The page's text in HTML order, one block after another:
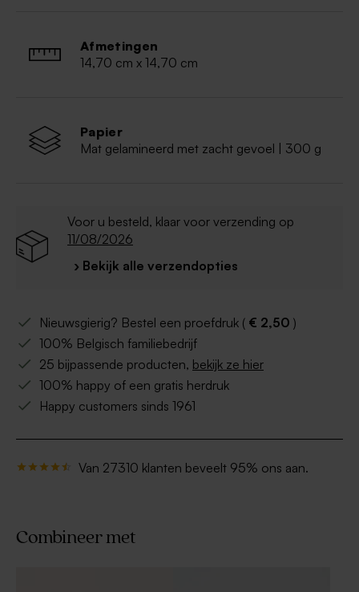
Afmetingen
14,70 cm x 14,70 cm
Papier
Mat gelamineerd met zacht gevoel | 300 g
Voor u besteld, klaar voor verzending op
11/08/2026
› Bekijk alle verzendopties
Nieuwsgierig? Bestel een proefdruk ( € 2,50 )
100% Belgisch familiebedrijf
25 bijpassende producten, bekijk ze hier
100% happy of een gratis herdruk
Happy customers sinds 1961
Van 27310 klanten beveelt 95% ons aan.
Combineer met